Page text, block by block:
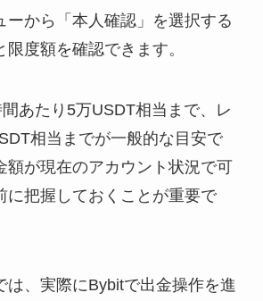
ーから「本人確認」を選択する
限度額を確認できます。
あたり5万USDT相当まで、レ
相当までが一般的な目安で
額が現在のアカウント状況で可
に把握しておくことが重要で
は、実際にBybitで出金操作を進